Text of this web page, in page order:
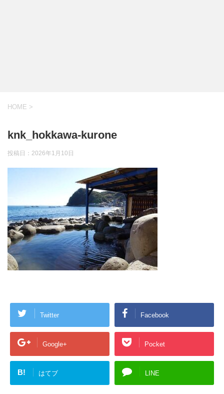
HOME >
knk_hokkawa-kurone
投稿日： 2026年1月10日
Twitter Facebook
Google+ Pocket
B! はてブ LINE